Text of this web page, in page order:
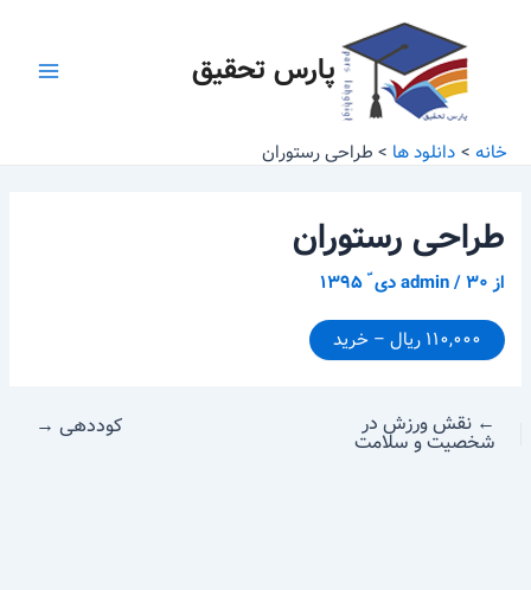
پارس تحقیق
خانه دانلود ها طراحی رستوران
طراحی رستوران
از admin/۳۰ دی ّ ۱۳۹۵
۱۱۰,۰۰۰ ریال – خرید
← نقش ورزش در
شخصیت و سلامت
کوددهی →